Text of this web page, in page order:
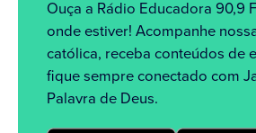
Ouça a Rádio Educadora 90,9
onde estiver! Acompanhe
católica, receba conteúdos de
fique sempre conectado com
Palavra de Deus.